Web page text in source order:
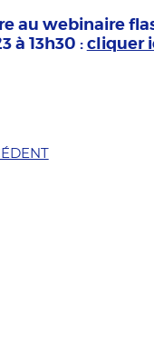
au webinaire
à 13h30 :cliquer